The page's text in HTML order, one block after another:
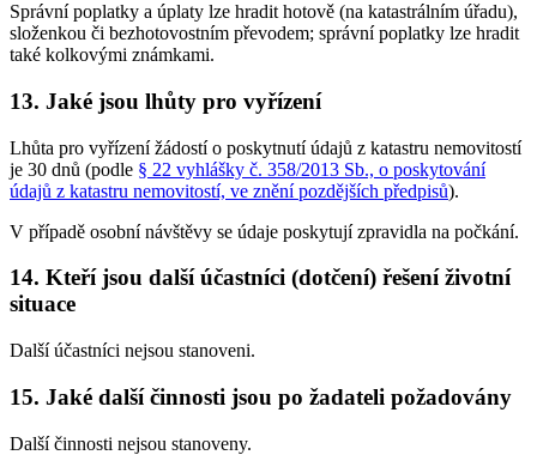
Správní poplatky a úplaty lze hradit hotově (na katastrálním úřadu),
složenkou či bezhotovostním převodem; správní poplatky lze hradit
také kolkovými známkami.
13. Jaké jsou lhůty pro vyřízení
Lhůta pro vyřízení žádostí o poskytnutí údajů z katastru nemovitostí
je 30 dnů (podle § 22 vyhlášky č. 358/2013 Sb., o poskytování
údajů z katastru nemovitostí, ve znění pozdějších předpisů).
V případě osobní návštěvy se údaje poskytují zpravidla na počkání.
14. Kteří jsou další účastníci (dotčení) řešení životní
situace
Další účastníci nejsou stanoveni.
15. Jaké další činnosti jsou po žadateli požadovány
Další činnosti nejsou stanoveny.